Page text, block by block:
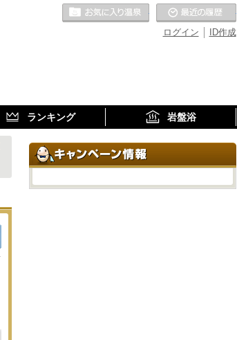
ID作成
ログイン
お気に入りの温泉
ランキング 岩盤浴